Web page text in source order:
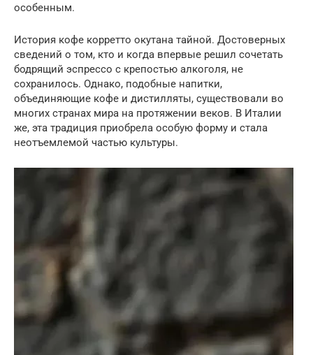
особенным.
История кофе корретто окутана тайной. Достоверных
сведений о том, кто и когда впервые решил сочетать
бодрящий эспрессо с крепостью алкоголя, не
сохранилось. Однако, подобные напитки,
объединяющие кофе и дистилляты, существовали во
многих странах мира на протяжении веков. В Италии
же, эта традиция приобрела особую форму и стала
неотъемлемой частью культуры.